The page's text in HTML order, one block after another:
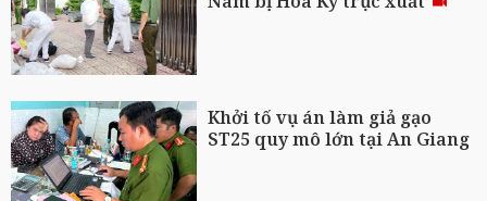
Khởi tố vụ án làm giả gạo
ST25 quy mô lớn tại An Giang